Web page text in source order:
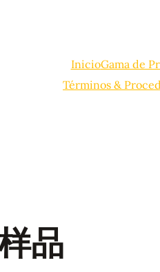
InicioGama de
Términos &
品